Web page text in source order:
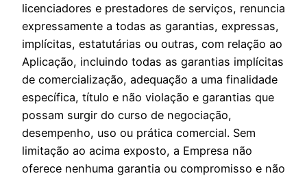
licenciadores e prestadores de serviços, renuncia
expressamente a todas as garantias, expressas,
implícitas, estatutárias ou outras, com relação ao
Aplicação, incluindo todas as garantias implícitas
de comercialização, adequação a uma finalidade
específica, título e não violação e garantias que
possam surgir do curso de negociação,
desempenho, uso ou prática comercial. Sem
limitação ao acima exposto, a Empresa não
oferece nenhuma garantia ou compromisso e não